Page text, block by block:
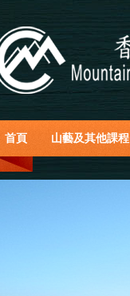
首頁 山藝及其他課程